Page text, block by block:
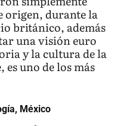
origen, durante la
británico, además
una visión euro
y la cultura de la
uno de los más
México